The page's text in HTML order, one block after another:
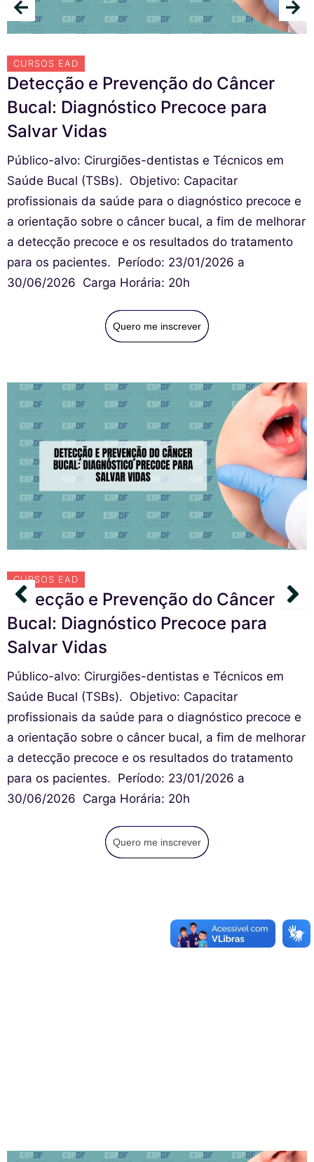
CURSOS EAD
Detecção e Prevenção do Câncer
Bucal: Diagnóstico Precoce para
Salvar Vidas
Público-alvo: Cirurgiões-dentistas e Técnicos em
Saúde Bucal (TSBs). ㅤㅤㅤㅤㅤㅤ ㅤㅤObjetivo: Capacitar
profissionais da saúde para o diagnóstico precoce e
a orientação sobre o câncer bucal, a fim de melhorar
a detecção precoce e os resultados do tratamento
para os pacientes. ㅤㅤㅤㅤㅤㅤㅤㅤ Período: 23/01/2026 a
30/06/2026 ㅤㅤㅤㅤㅤㅤㅤ Carga Horária: 20h
Quero me inscrever
CURSOS EAD
Detecção e Prevenção do Câncer
Bucal: Diagnóstico Precoce para
Salvar Vidas
Público-alvo: Cirurgiões-dentistas e Técnicos em
Saúde Bucal (TSBs). ㅤㅤㅤㅤㅤㅤ ㅤㅤObjetivo: Capacitar
profissionais da saúde para o diagnóstico precoce e
a orientação sobre o câncer bucal, a fim de melhorar
a detecção precoce e os resultados do tratamento
para os pacientes. ㅤㅤㅤㅤㅤㅤㅤㅤ Período: 23/01/2026 a
30/06/2026 ㅤㅤㅤㅤㅤㅤㅤ Carga Horária: 20h
Quero me inscrever